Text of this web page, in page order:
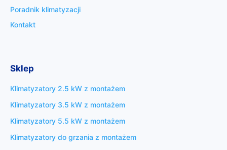
Poradnik klimatyzacji
Kontakt
Sklep
Klimatyzatory 2.5 kW z montażem
Klimatyzatory 3.5 kW z montażem
Klimatyzatory 5.5 kW z montażem
Klimatyzatory do grzania z montażem